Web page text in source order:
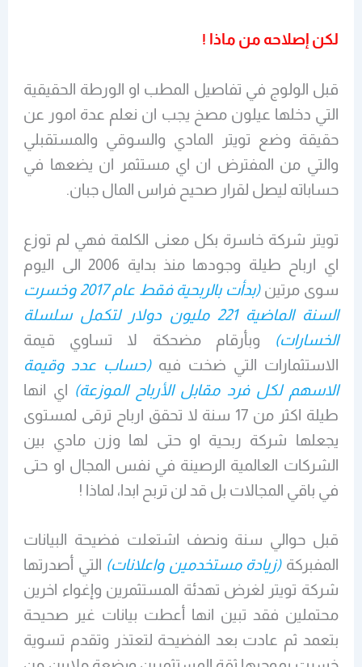
لكن إصلاحه من ماذا !
قبل الولوج في تفاصيل المطب او الورطة الحقيقية
التي دخلها عيلون مصخ يجب ان نعلم عدة امور عن
حقيقة وضع تويتر المادي والسوقي والمستقبلي
والتي من المفترض ان اي مستثمر ان يضعها في
حساباته ليصل لقرار صحيح فراس المال جبان.
تويتر شركة خاسرة بكل معنى الكلمة فهي لم توزع
اي ارباح طيلة وجودها منذ بداية 2006 الى اليوم
سوى مرتين
(بدأت بالربحية فقط عام 2017 وخسرت
السنة الماضية 221 مليون دولار لتكمل سلسلة
الخسارات)
وبأرقام مضحكة لا تساوي قيمة
الاستثمارات التي ضخت فيه(حساب عدد وقيمة
الاسهم لكل فرد مقابل الأرباح الموزعة) اي انها
طيلة اكثر من 17 سنة لا تحقق ارباح ترقى لمستوى
يجعلها شركة ربحية او حتى لها وزن مادي بين
الشركات العالمية الرصينة في نفس المجال او حتى
في باقي المجالات بل قد لن تربح ابدا، لماذا !
قبل حوالي سنة ونصف اشتعلت فضيحة البيانات
المفبركة(زيادة مستخدمين واعلانات) التي أصدرتها
شركة تويتر لغرض تهدئة المستثمرين وإغواء اخرين
محتملين فقد تبين انها أعطت بيانات غير صحيحة
بتعمد ثم عادت بعد الفضيحة لتعتذر وتقدم تسوية